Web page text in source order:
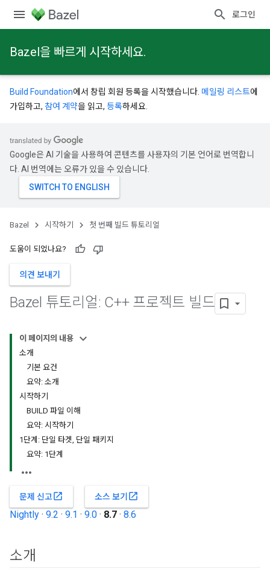
로그인
Bazel을 빠르게 시작하세요.
Build Foundation에서 창립 회원 등록을 시작했습니다. 메일링 리스트에
가입하고, 참여 계약을 읽고, 등록하세요.
Google은 AI 기술을 사용하여 콘텐츠를 사용자의 기본 언어로 번역합니
다. AI 번역에는 오류가 있을 수 있습니다.
Bazel 시작하기 첫 번째 빌드 튜토리얼
도움이 되었나요?
의견 보내기
Bazel 튜토리얼: C++ 프로젝트 빌드
이 페이지의 내용
소개
기본 요건
요약: 소개
시작하기
BUILD 파일 이해
요약: 시작하기
1단계: 단일 타겟, 단일 패키지
요약: 1단계
문제 신고open_in_new 소스 보기 open_in_new
Nightly · 9.2 · 9.1 · 9.0 · 8.7 · 8.6
소개